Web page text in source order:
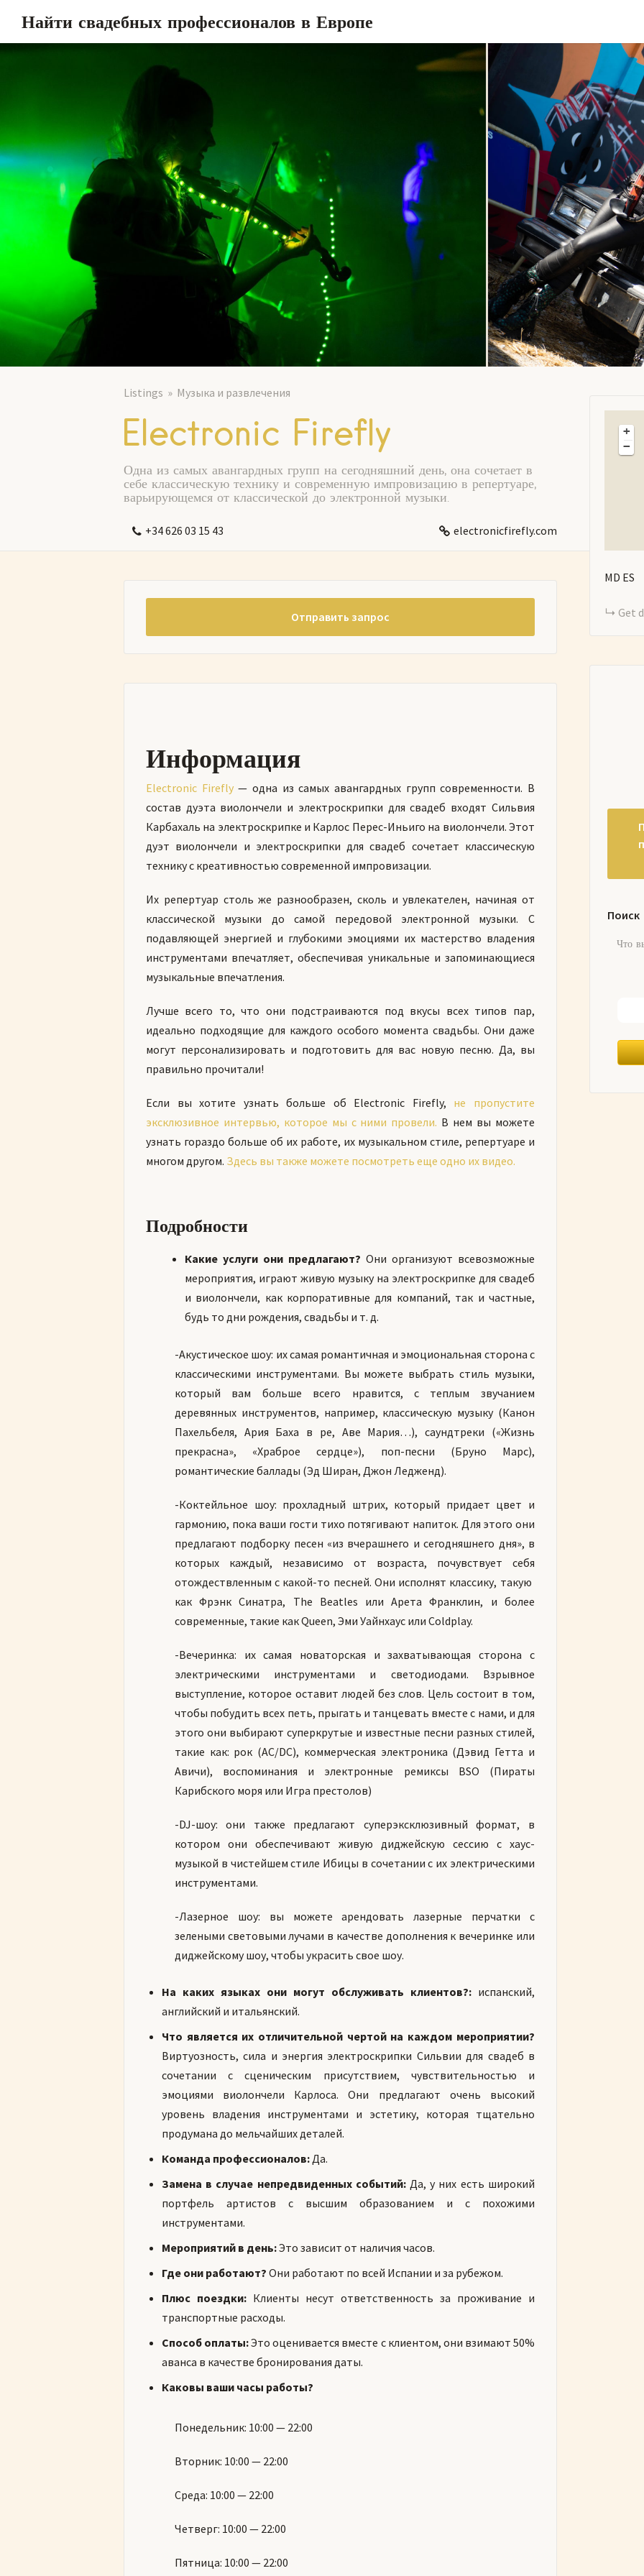
Найти свадебных профессионалов в Европе
Listings Mузыка и развлечения
Electronic Firefly
Одна из самых авангардных групп на сегодняшний день, она сочетает в
себе классическую технику и современную импровизацию в репертуаре,
варьирующемся от классической до электронной музыки.
+34 626 03 15 43 electronicfirefly.com
Отправить запрос
Информация
Electronic Firefly— одна из самых авангардных групп современности. В
состав дуэта виолончели и электроскрипки для свадеб входят Сильвия
Карбахаль на электроскрипке и Карлос Перес-Иньиго на виолончели. Этот
дуэт виолончели и электроскрипки для свадеб сочетает классическую
технику с креативностью современной импровизации.
Их репертуар столь же разнообразен, сколь и увлекателен, начиная от
классической музыки до самой передовой электронной музыки. С
подавляющей энергией и глубокими эмоциями их мастерство владения
инструментами впечатляет, обеспечивая уникальные и запоминающиеся
музыкальные впечатления.
Лучше всего то, что они подстраиваются под вкусы всех типов пар,
идеально подходящие для каждого особого момента свадьбы. Они даже
могут персонализировать и подготовить для вас новую песню. Да, вы
правильно прочитали!
Если вы хотите узнать больше об Electronic Firefly, не пропустите
эксклюзивное интервью, которое мы с ними провели. В нем вы можете
узнать гораздо больше об их работе, их музыкальном стиле, репертуаре и
многом другом. Здесь вы также можете посмотреть еще одно их видео.
Подробности
Какие услуги они предлагают? Они организуют всевозможные
мероприятия, играют живую музыку на электроскрипке для свадеб
и виолончели, как корпоративные для компаний, так и частные,
будь то дни рождения, свадьбы и т. д.
-Акустическое шоу: их самая романтичная и эмоциональная сторона с
классическими инструментами. Вы можете выбрать стиль музыки,
который вам больше всего нравится, с теплым звучанием
деревянных инструментов, например, классическую музыку (Канон
Пахельбеля, Ария Баха в ре, Аве Мария…), саундтреки («Жизнь
прекрасна», «Храброе сердце»), поп-песни (Бруно Марс),
романтические баллады (Эд Ширан, Джон Ледженд).
-Коктейльное шоу: прохладный штрих, который придает цвет и
гармонию, пока ваши гости тихо потягивают напиток. Для этого они
предлагают подборку песен «из вчерашнего и сегодняшнего дня», в
которых каждый, независимо от возраста, почувствует себя
отождествленным с какой-то песней. Они исполнят классику, такую ​​
как Фрэнк Синатра, The Beatles или Арета Франклин, и более
современные, такие как Queen, Эми Уайнхаус или Coldplay.
-Вечеринка: их самая новаторская и захватывающая сторона с
электрическими инструментами и светодиодами. Взрывное
выступление, которое оставит людей без слов. Цель состоит в том,
чтобы побудить всех петь, прыгать и танцевать вместе с нами, и для
этого они выбирают суперкрутые и известные песни разных стилей,
такие как: рок (AC/DC), коммерческая электроника (Дэвид Гетта и
Авичи), воспоминания и электронные ремиксы BSO (Пираты
Карибского моря или Игра престолов)
-DJ-шоу: они также предлагают суперэксклюзивный формат, в
котором они обеспечивают живую диджейскую сессию с хаус-
музыкой в ​​чистейшем стиле Ибицы в сочетании с их электрическими
инструментами.
-Лазерное шоу: вы можете арендовать лазерные перчатки с
зелеными световыми лучами в качестве дополнения к вечеринке или
диджейскому шоу, чтобы украсить свое шоу.
На каких языках они могут обслуживать клиентов?:испанский,
английский и итальянский.
Что является их отличительной чертой на каждом мероприятии?
Виртуозность, сила и энергия электроскрипки Сильвии для свадеб в
сочетании с сценическим присутствием, чувствительностью и
эмоциями виолончели Карлоса. Они предлагают очень высокий
уровень владения инструментами и эстетику, которая тщательно
продумана до мельчайших деталей.
Команда профессионалов:Да.
Замена в случае непредвиденных событий:Да, у них есть широкий
портфель артистов с высшим образованием и с похожими
инструментами.
Мероприятий в день:Это зависит от наличия часов.
Где они работают? Они работают по всей Испании и за рубежом.
Плюс поездки:Клиенты несут ответственность за проживание и
транспортные расходы.
Способ оплаты:Это оценивается вместе с клиентом, они взимают 50%
аванса в качестве бронирования даты.
Каковы ваши часы работы?
Понедельник: 10:00 — 22:00
Вторник: 10:00 — 22:00
Среда: 10:00 — 22:00
Четверг: 10:00 — 22:00
Пятница: 10:00 — 22:00
+
−
MD ES
Get
Поиск